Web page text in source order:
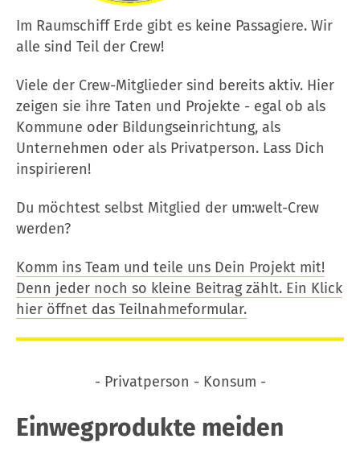
Im Raumschiff Erde gibt es keine Passagiere. Wir
alle sind Teil der Crew!
Viele der Crew-Mitglieder sind bereits aktiv. Hier
zeigen sie ihre Taten und Projekte - egal ob als
Kommune oder Bildungseinrichtung, als
Unternehmen oder als Privatperson. Lass Dich
inspirieren!
Du möchtest selbst Mitglied der um:welt-Crew
werden?
Komm ins Team und teile uns Dein Projekt mit!
Denn jeder noch so kleine Beitrag zählt. Ein Klick
hier öffnet das Teilnahmeformular.
- Privatperson - Konsum -
Einwegprodukte meiden